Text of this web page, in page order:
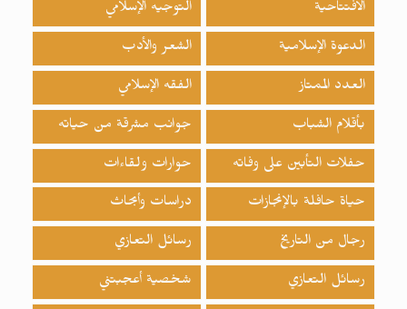
الافتتاحية التوجيه الإسلامي
الدعوة الإسلامية الشعر والأدب
العدد الممتاز الفقه الإسلامي
بأقلام الشباب جوانب مشرقة من حياته
حفلات التأبين على وفاته حوارات ولقاءات
حياة حافلة بالإنجازات دراسات وأبحاث
رجال من التاريخ رسائل التعازي
رسائل التعازي شخصية أعجبتني